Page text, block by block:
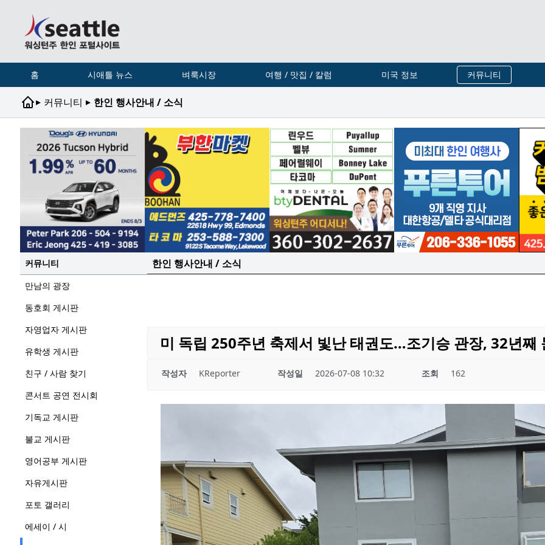
홈 시애틀 뉴스 벼룩시장 여행 / 맛집 / 칼럼 미국 정보 커뮤니티
▸ 커뮤니티 ▸ 한인 행사안내 / 소식
커뮤니티
만남의 광장
동호회 게시판
자영업자 게시판
유학생 게시판
친구 / 사람 찾기
콘서트 공연 전시회
기독교 게시판
불교 게시판
영어공부 게시판
자유게시판
포토 갤러리
에세이 / 시
한인 행사안내 / 소식
미 독립 250주년 축제서 빛난 태권도…조기승 관장, 32년째
작성자 KReporter 작성일 2026-07-08 10:32 조회 162